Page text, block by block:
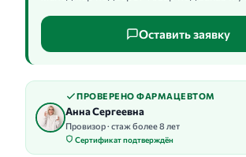
Оставить заявку
ПРОВЕРЕНО ФАРМАЦЕВТОМ
Анна Сергеевна
Провизор · стаж более 8 лет
Сертификат подтверждён